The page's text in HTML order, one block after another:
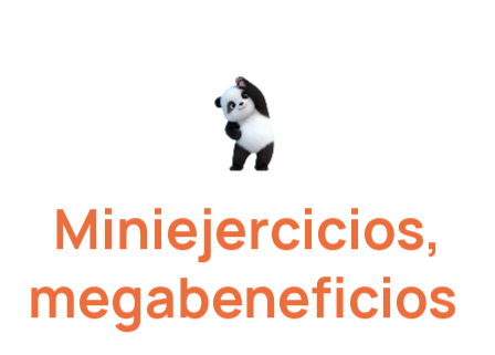
Miniejercicios,
megabeneficios